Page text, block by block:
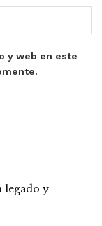
y web en este
legado y